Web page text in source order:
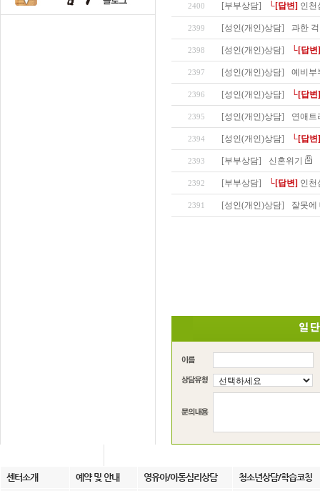
2400 [부부상담] └[답변] 인천
2399 [성인(개인)상담] 과한
2398 [성인(개인)상담] └[답변]
2397 [성인(개인)상담] 예비부
2396 [성인(개인)상담] └[답변]
2395 [성인(개인)상담] 연애트
2394 [성인(개인)상담] └[답변]
2393 [부부상담] 신혼위기
2392 [부부상담] └[답변] 인천
2391 [성인(개인)상담] 잘못에
센터소개 예약 및 안내 영유아/아동심리상담 청소년상담/학습코칭